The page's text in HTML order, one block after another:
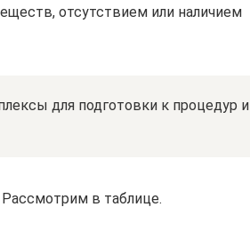
отсутствием или наличием
для подготовки к процедур и
в таблице.